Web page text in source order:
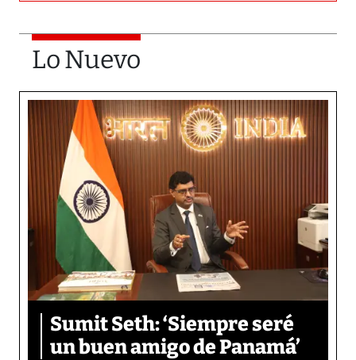
Lo Nuevo
Sumit Seth: ‘Siempre seré
un buen amigo de Panamá’